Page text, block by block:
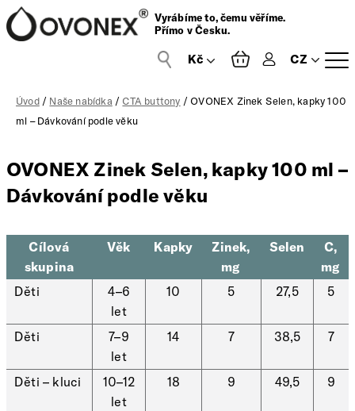
Vyrábíme to, čemu věříme.
Přímo v Česku.
CZ
Úvod/ Naše nabídka / CTA buttony / OVONEX Zinek Selen, kapky 100
ml – Dávkování podle věku
OVONEX Zinek Selen, kapky 100 ml –
Dávkování podle věku
Cílová
skupina
Věk Kapky
Zinek,
mg
Selen
C,
mg
Děti
4–6
let
10 5 27,5 5
Děti
7–9
let
14 7 38,5 7
Děti – kluci
10–12
let
18 9 49,5 9